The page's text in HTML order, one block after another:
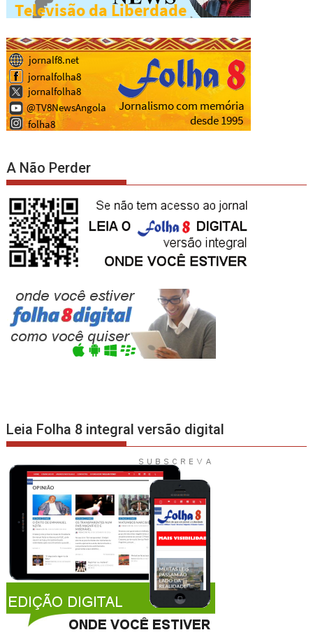
A Não Perder
Leia Folha 8 integral versão digital